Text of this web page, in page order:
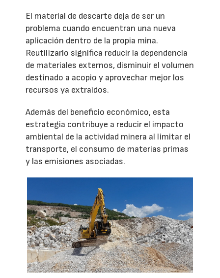
El material de descarte deja de ser un
problema cuando encuentran una nueva
aplicación dentro de la propia mina.
Reutilizarlo significa reducir la dependencia
de materiales externos, disminuir el volumen
destinado a acopio y aprovechar mejor los
recursos ya extraídos.
Además del beneficio económico, esta
estrategia contribuye a reducir el impacto
ambiental de la actividad minera al limitar el
transporte, el consumo de materias primas
y las emisiones asociadas.